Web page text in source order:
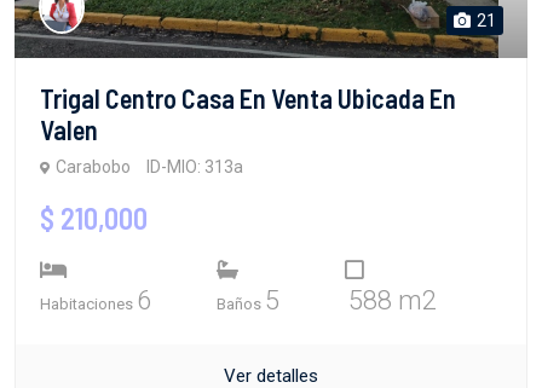
21
Trigal Centro Casa En Venta Ubicada En
Valen
Carabobo ID-MIO: 313a
$ 210,000
Habitaciones 6 Baños 5 588 m2
Ver detalles